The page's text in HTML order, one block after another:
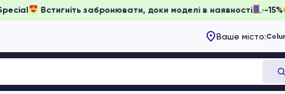
Special Встигніть забронювати, доки моделі в наявності
Ваше місто: